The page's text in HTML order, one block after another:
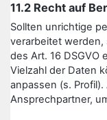
11.2 Recht auf
Sollten unrichtige
verarbeitet
des Art. 16 DSGVO
Vielzahl der Daten
anpassen (s.
Ansprechpartner,